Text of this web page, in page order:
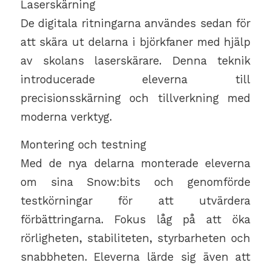
Laserskärning
De digitala ritningarna användes sedan för
att skära ut delarna i björkfaner med hjälp
av skolans laserskärare. Denna teknik
introducerade eleverna till
precisionsskärning och tillverkning med
moderna verktyg.
Montering och testning
Med de nya delarna monterade eleverna
om sina Snow:bits och genomförde
testkörningar för att utvärdera
förbättringarna. Fokus låg på att öka
rörligheten, stabiliteten, styrbarheten och
snabbheten. Eleverna lärde sig även att